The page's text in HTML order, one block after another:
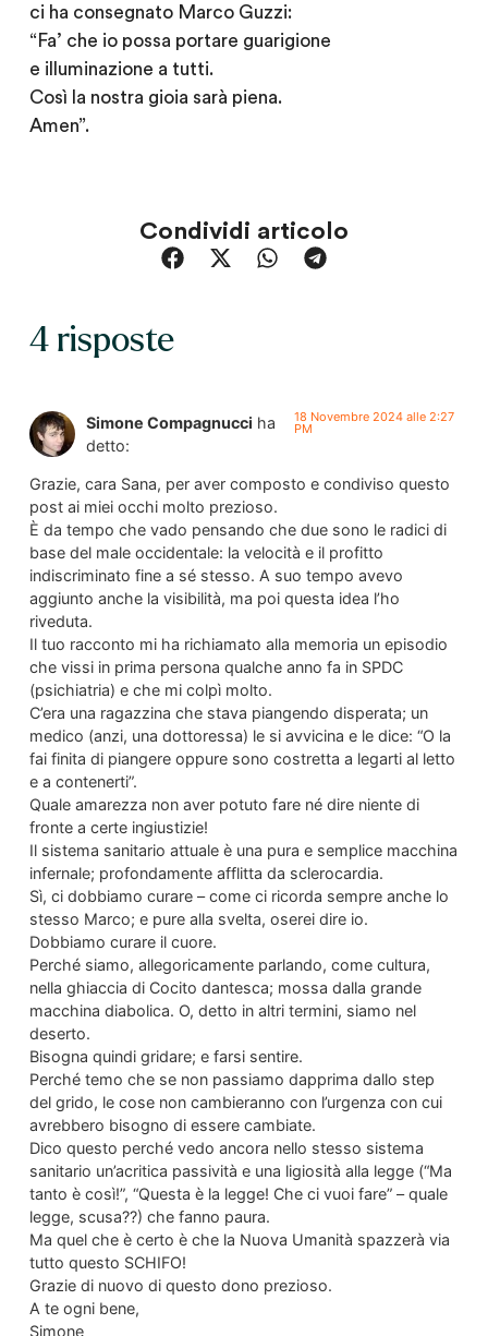
ci ha consegnato Marco Guzzi:
“Fa’ che io possa portare guarigione
e illuminazione a tutti.
Così la nostra gioia sarà piena.
Amen”.
Condividi articolo
4 risposte
Simone Compagnucci ha
detto:
18 Novembre 2024 alle 2:27
PM
Grazie, cara Sana, per aver composto e condiviso questo
post ai miei occhi molto prezioso.
È da tempo che vado pensando che due sono le radici di
base del male occidentale: la velocità e il profitto
indiscriminato fine a sé stesso. A suo tempo avevo
aggiunto anche la visibilità, ma poi questa idea l’ho
riveduta.
Il tuo racconto mi ha richiamato alla memoria un episodio
che vissi in prima persona qualche anno fa in SPDC
(psichiatria) e che mi colpì molto.
C’era una ragazzina che stava piangendo disperata; un
medico (anzi, una dottoressa) le si avvicina e le dice: “O la
fai finita di piangere oppure sono costretta a legarti al letto
e a contenerti”.
Quale amarezza non aver potuto fare né dire niente di
fronte a certe ingiustizie!
Il sistema sanitario attuale è una pura e semplice macchina
infernale; profondamente afflitta da sclerocardia.
Sì, ci dobbiamo curare – come ci ricorda sempre anche lo
stesso Marco; e pure alla svelta, oserei dire io.
Dobbiamo curare il cuore.
Perché siamo, allegoricamente parlando, come cultura,
nella ghiaccia di Cocito dantesca; mossa dalla grande
macchina diabolica. O, detto in altri termini, siamo nel
deserto.
Bisogna quindi gridare; e farsi sentire.
Perché temo che se non passiamo dapprima dallo step
del grido, le cose non cambieranno con l’urgenza con cui
avrebbero bisogno di essere cambiate.
Dico questo perché vedo ancora nello stesso sistema
sanitario un’acritica passività e una ligiosità alla legge (“Ma
tanto è così!”, “Questa è la legge! Che ci vuoi fare” – quale
legge, scusa??) che fanno paura.
Ma quel che è certo è che la Nuova Umanità spazzerà via
tutto questo SCHIFO!
Grazie di nuovo di questo dono prezioso.
A te ogni bene,
Simone